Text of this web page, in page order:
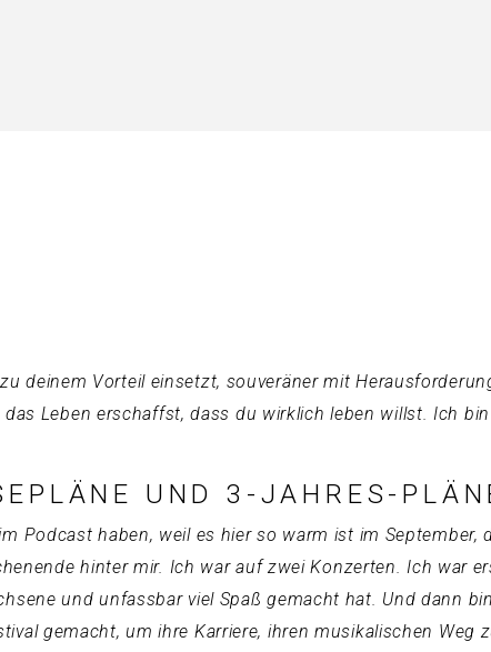
deinem Vorteil einsetzt, souveräner mit
Leben erschaffst, dass du wirklich leben willst. Ich
UND 3-JAHRES-
Podcast haben, weil es hier so warm ist im September,
hinter mir. Ich war auf zwei Konzerten. Ich war
und unfassbar viel Spaß gemacht hat. Und dann
gemacht, um ihre Karriere, ihren musikalischen Weg